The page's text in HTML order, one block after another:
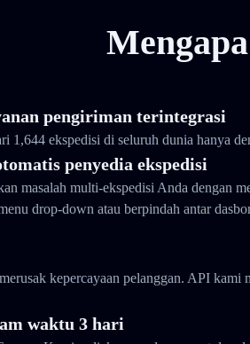
pengiriman terintegrasi
1,644 ekspedisi di seluruh dunia hanya
penyedia ekspedisi
masalah multi-ekspedisi Anda dengan
drop-down atau berpindah antar
kepercayaan pelanggan. API
waktu 3 hari